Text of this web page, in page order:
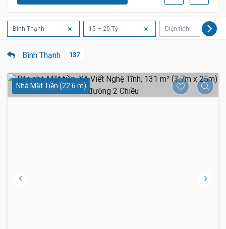
Bình Thạnh 15 – 20 Tỷ Diện tích
Bình Thạnh 137
Nhà Mặt Tiền (22.6 m)